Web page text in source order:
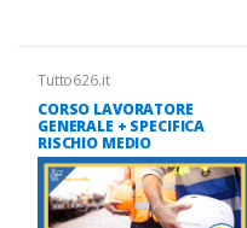
Tutto626.it
CORSO LAVORATORE
GENERALE + SPECIFICA
RISCHIO MEDIO